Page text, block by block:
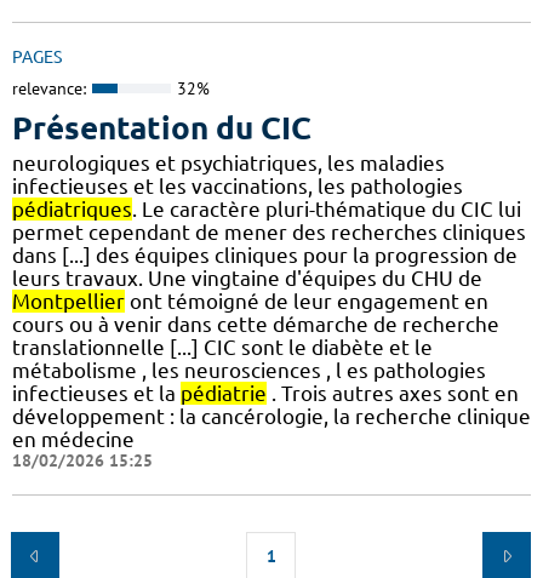
PAGES
relevance: 32%
Présentation du CIC
neurologiques et psychiatriques, les maladies
infectieuses et les vaccinations, les pathologies
pédiatriques. Le caractère pluri-thématique du CIC lui
permet cependant de mener des recherches cliniques
dans [...] des équipes cliniques pour la progression de
leurs travaux. Une vingtaine d'équipes du CHU de
Montpellier ont témoigné de leur engagement en
cours ou à venir dans cette démarche de recherche
translationnelle [...] CIC sont le diabète et le
métabolisme , les neurosciences , l es pathologies
infectieuses et la pédiatrie . Trois autres axes sont en
développement : la cancérologie, la recherche clinique
en médecine
18/02/2026 15:25
1